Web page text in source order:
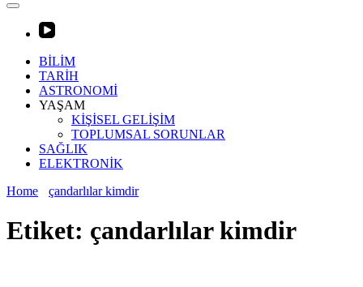
BİLİM
TARİH
ASTRONOMİ
YAŞAM
KİŞİSEL GELİŞİM
TOPLUMSAL SORUNLAR
SAĞLIK
ELEKTRONİK
Home
çandarlılar kimdir
Etiket: çandarlılar kimdir